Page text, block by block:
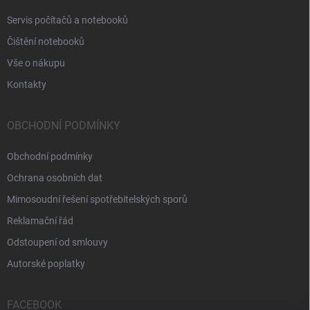
Servis počítačů a notebooků
Čištění notebooků
Vše o nákupu
Kontakty
OBCHODNÍ PODMÍNKY
Obchodní podmínky
Ochrana osobních dat
Mimosoudní řešení spotřebitelských sporů
Reklamační řád
Odstoupení od smlouvy
Autorské poplatky
FACEBOOK